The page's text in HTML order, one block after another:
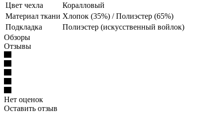
Цвет чехла
Коралловый
Материал ткани Хлопок (35%) / Полиэстер (65%)
Подкладка
Полиэстер (искусственный войлок)
Обзоры
Отзывы
Нет оценок
Оставить отзыв